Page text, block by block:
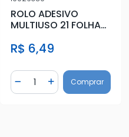
ROLO ADESIVO
MULTIUSO 21 FOLHAS
R$ 6,49
Diminuir Quantidade
Quantidade
AdicionarComprar